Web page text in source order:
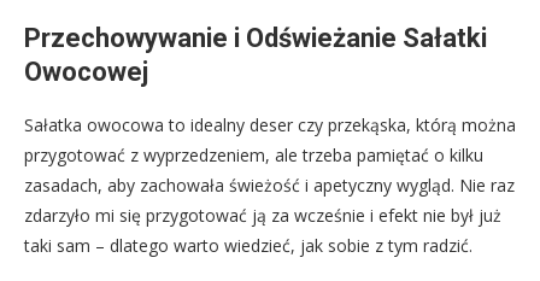
Przechowywanie i Odświeżanie Sałatki
Owocowej
Sałatka owocowa to idealny deser czy przekąska, którą można
przygotować z wyprzedzeniem, ale trzeba pamiętać o kilku
zasadach, aby zachowała świeżość i apetyczny wygląd. Nie raz
zdarzyło mi się przygotować ją za wcześnie i efekt nie był już
taki sam – dlatego warto wiedzieć, jak sobie z tym radzić.